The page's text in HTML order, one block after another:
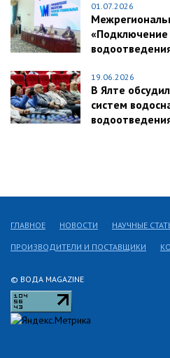
01.07.2026
«Подключение
19.06.2026
В Ялте
систем
© ВОДА MAGAZINE
ГЛАВНОЕ НОВОСТИ НАУЧНЫЕ
ПРОИЗВОДИТЕЛИ И ПОСТАВЩИКИ